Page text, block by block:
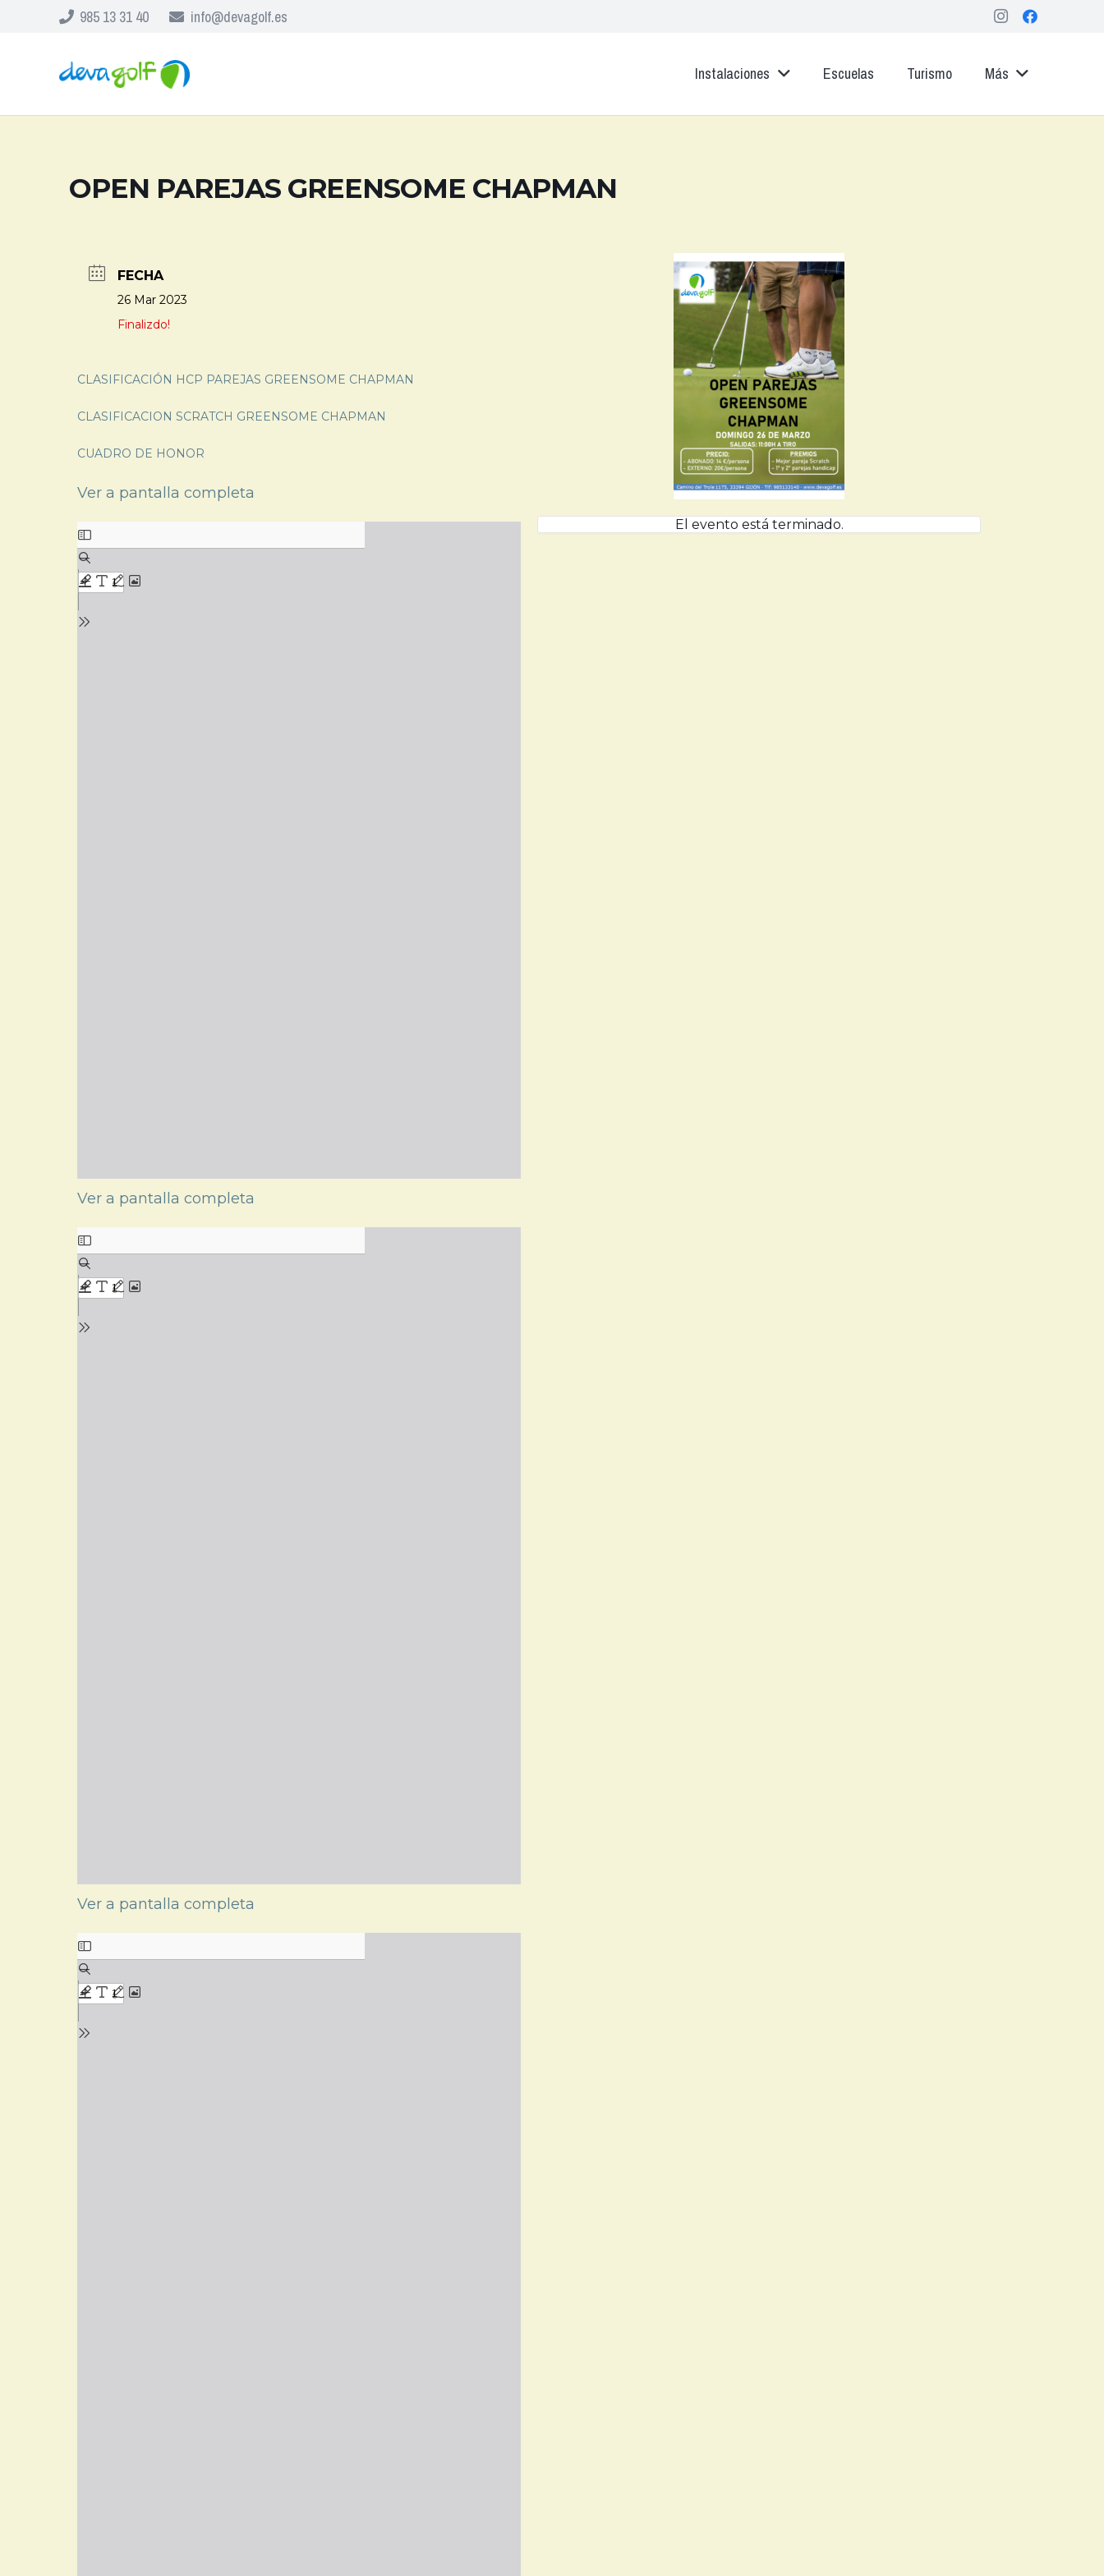
985 13 31 40 info@devagolf.es
Instalaciones Escuelas Turismo Más
OPEN PAREJAS GREENSOME CHAPMAN
FECHA
26 Mar 2023
Finalizdo!
CLASIFICACIÓN HCP PAREJAS GREENSOME CHAPMAN
CLASIFICACION SCRATCH GREENSOME CHAPMAN
CUADRO DE HONOR
Ver a pantalla completa
Ver a pantalla completa
Ver a pantalla completa
El evento está terminado.